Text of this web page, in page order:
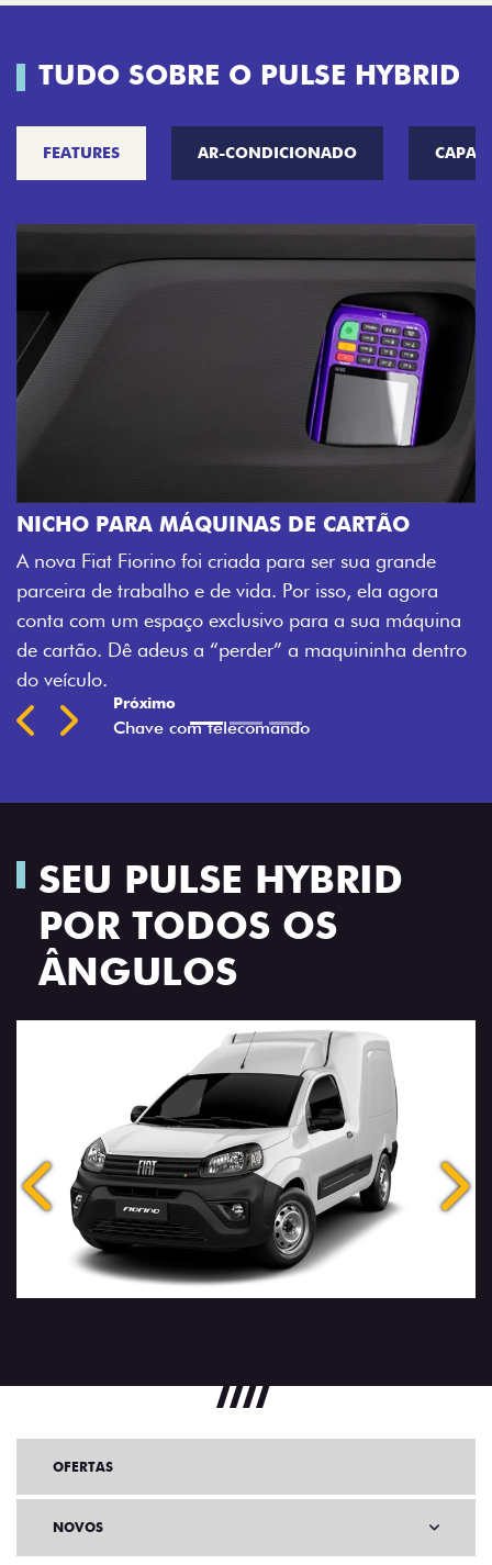
TUDO SOBRE O PULSE HYBRID
FEATURES AR-CONDICIONADO
MÁQUINAS DE CARTÃO
foi criada para ser sua grande
e de vida. Por isso, ela agora
espaço exclusivo para a sua máquina
adeus a “perder” a maquininha dentro
CHAVE COM
Agora, a chave
veículo também
fechadura. São
mais fluidez
Previous
Next
SEU PULSE HYBRID
POR TODOS OS
ÂNGULOS
Anterior
OFERTAS
NOVOS